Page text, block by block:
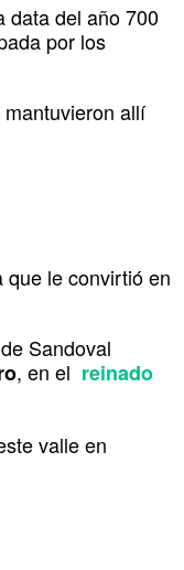
data del año 700
por los
allí
que le convirtió en
Sandoval
, en el reinado
valle en